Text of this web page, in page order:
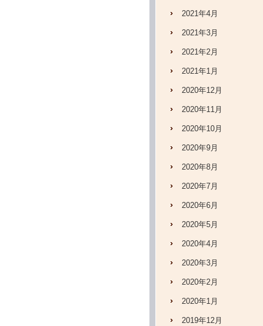
2021年4月
2021年3月
2021年2月
2021年1月
2020年12月
2020年11月
2020年10月
2020年9月
2020年8月
2020年7月
2020年6月
2020年5月
2020年4月
2020年3月
2020年2月
2020年1月
2019年12月